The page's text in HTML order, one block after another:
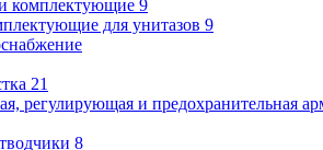
комплектующие 9
для унитазов 9
21
регулирующая и предохранительная
8